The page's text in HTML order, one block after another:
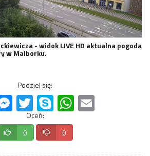
- widok LIVE HD aktualna pogoda
w Malborku.
Podziel się:
Messenger
Twitter Skype WhatsApp
Oceń:
0 0